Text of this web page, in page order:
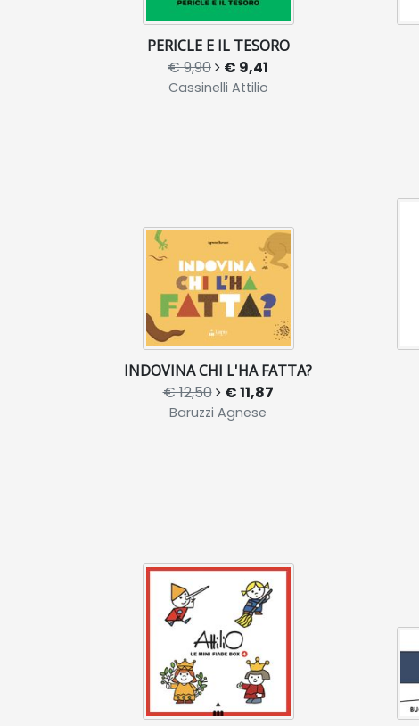
PERICLE E IL TESORO
€ 9,90 € 9,41
Cassinelli Attilio
INDOVINA CHI L'HA FATTA?
€ 12,50 € 11,87
Baruzzi Agnese